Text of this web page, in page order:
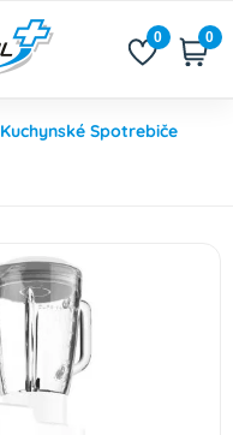
0 0
Kuchynské Spotrebiče